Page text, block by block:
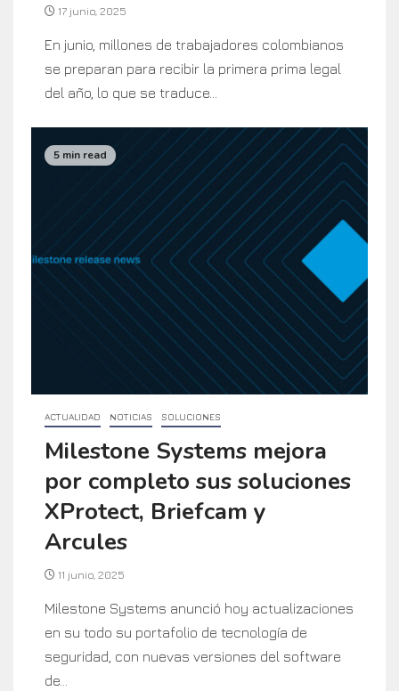
17 junio, 2025
En junio, millones de trabajadores colombianos
se preparan para recibir la primera prima legal
del año, lo que se traduce...
5 min read
ACTUALIDAD NOTICIAS SOLUCIONES
Milestone Systems mejora
por completo sus soluciones
XProtect, Briefcam y
Arcules
11 junio, 2025
Milestone Systems anunció hoy actualizaciones
en su todo su portafolio de tecnología de
seguridad, con nuevas versiones del software
de...